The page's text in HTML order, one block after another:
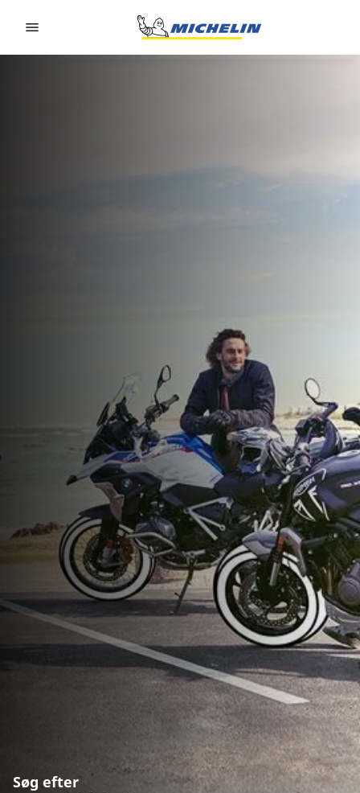
Søg efter